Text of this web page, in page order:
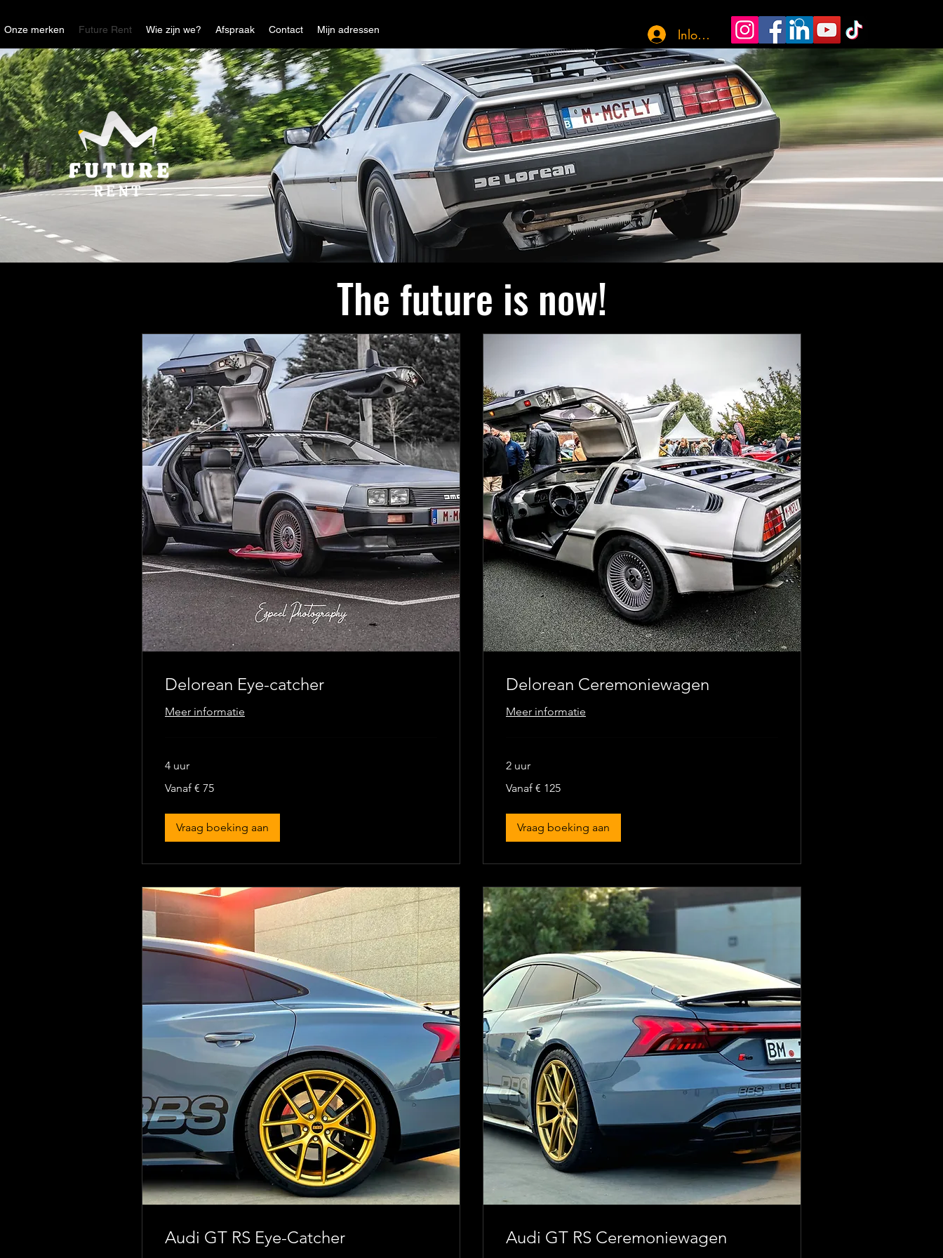
Onze merken Future Rent Wie zijn we? Afspraak Contact Mijn adressen Inloggen
Onopgemerkt blijven is geen optie met de DeLorean DMC-12.
Dit 80ties icoon is wat jij nodig hebt op je event!
The future is now!
Delorean Eye-catcher
Meer informatie
4 uur
75
Vanaf € 75
Vraag boeking aan
Delorean Ceremoniewagen
Meer informatie
2 uur
125
Vanaf € 125
Vraag boeking aan
Audi GT RS Eye-Catcher Audi GT RS Ceremoniewagen